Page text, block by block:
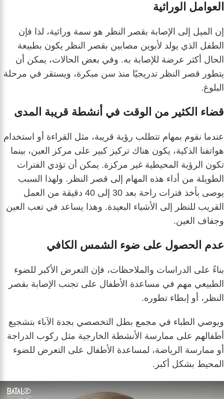
العوامل الوراثية
إن الميل إلى الإصابة بقصر النظر هو سمة وراثية، لذا فإن
الطفل الذي يولد لأبوين مصابين بقصر النظر يكون بطبيعة
الحال أكثر عرضة للإصابة به. وفي بعض الحالات، يمكن أن
يتطور قصر النظر تدريجيًا منذ سن مبكرة، ويستقر في مرحلة
البلوغ.
قضاء الكثير من الوقت في أنشطة قريبة المدى
عندما نقوم بمهام تتطلب رؤية قريبة، مثل القراءة أو استخدام
هواتفنا الذكية، يكون هناك تركيز كبير على مركز العين، بينما
تكون الرؤية المحيطية غير مركزة. يمكن أن تؤدي الفترات
الطويلة من أداء هذه المهام إلى قصر النظر. ولهذا السبب
يوصى بأخذ فترات راحة بعد 30 إلى 40 دقيقة من العمل
القريب للنظر إلى الأشياء البعيدة. وهذا يساعد في تعب العين
وجفاف العين.
عدم الحصول على ضوء الشمس الكافي
بناءً على الدراسات والملاحظات، فإن التعرض الأكبر للضوء
الطبيعي مهم في مساعدة الأطفال على تجنب الإصابة بقصر
النظر، أو إبطاء تطوره.
ويوصي الطباء في مجمع بطل التخصصي بجدة الآباء بتشجيع
أطفالهم على ممارسة الأنشطة الخارجية مثل ركوب الدراجة
أو ممارسة الرياضة، لمساعدة الأطفال على التعرض للضوء
المحيط بشكل أكبر.